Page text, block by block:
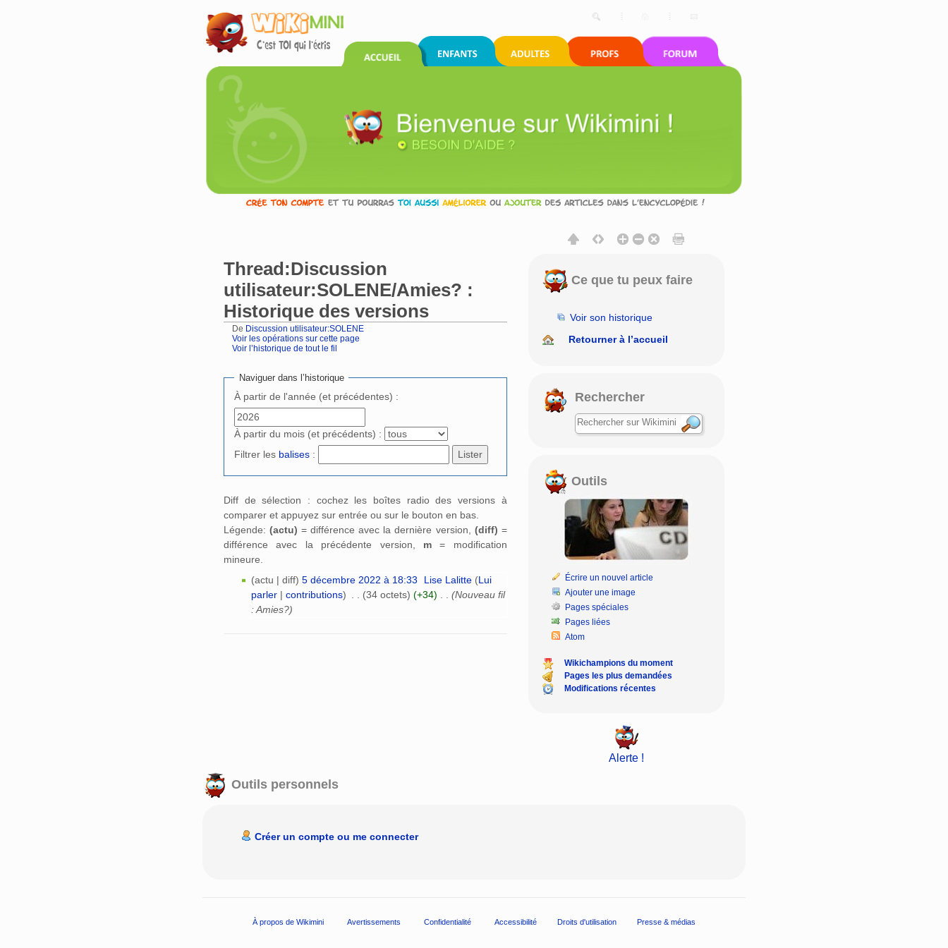
Thread:Discussion
utilisateur:SOLENE/Amies? :
Historique des versions
De Discussion utilisateur:SOLENE
Voir les opérations sur cette page
Voir l’historique de tout le fil
Naviguer dans l’historique
À partir de l'année (et précédentes) :
À partir du mois (et précédents) :
Filtrer les balises :
Diff de sélection : cochez les boîtes radio des versions à
comparer et appuyez sur entrée ou sur le bouton en bas.
Légende:(actu) = différence avec la dernière version, (diff) =
différence avec la précédente version, m= modification
mineure.
(actu | diff) 5 décembre 2022 à 18:33 Lise Lalitte (Lui
parler| contributions) (34 octets) (+34)
(Nouveau fil
: Amies?)
Ce que tu peux faire
Voir son historique
Retourner à l’accueil
Rechercher
Outils
Écrire un nouvel article
Ajouter une image
Pages spéciales
Pages liées
Atom
Wikichampions du moment
Pages les plus demandées
Modifications récentes
Alerte !
Outils personnels
Créer un compte ou me connecter
À propos de Wikimini Avertissements Confidentialité Accessibilité Droits d'utilisation Presse & médias